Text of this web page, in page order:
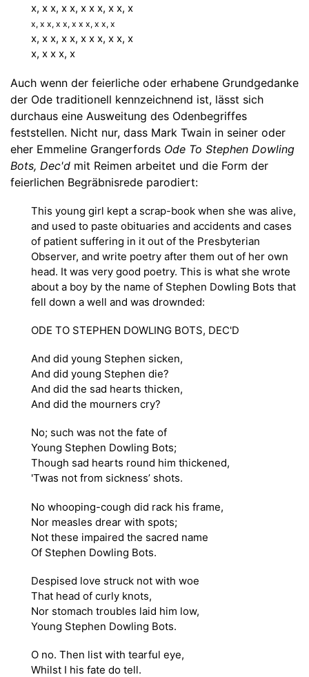
x, x x, x x, x x x, x x, x
x, x x, x x, x x x, x x, x
x, x x, x x, x x x, x x, x
x, x x x, x
Auch wenn der feierliche oder erhabene Grundgedanke
der Ode traditionell kennzeichnend ist, lässt sich
durchaus eine Ausweitung des Odenbegriffes
feststellen. Nicht nur, dass Mark Twain in seiner oder
eher Emmeline Grangerfords Ode To Stephen Dowling
Bots, Dec'd mit Reimen arbeitet und die Form der
feierlichen Begräbnisrede parodiert:
This young girl kept a scrap-book when she was alive,
and used to paste obituaries and accidents and cases
of patient suffering in it out of the Presbyterian
Observer, and write poetry after them out of her own
head. It was very good poetry. This is what she wrote
about a boy by the name of Stephen Dowling Bots that
fell down a well and was drownded:
ODE TO STEPHEN DOWLING BOTS, DEC'D
And did young Stephen sicken,
And did young Stephen die?
And did the sad hearts thicken,
And did the mourners cry?
No; such was not the fate of
Young Stephen Dowling Bots;
Though sad hearts round him thickened,
'Twas not from sickness’ shots.
No whooping-cough did rack his frame,
Nor measles drear with spots;
Not these impaired the sacred name
Of Stephen Dowling Bots.
Despised love struck not with woe
That head of curly knots,
Nor stomach troubles laid him low,
Young Stephen Dowling Bots.
O no. Then list with tearful eye,
Whilst I his fate do tell.